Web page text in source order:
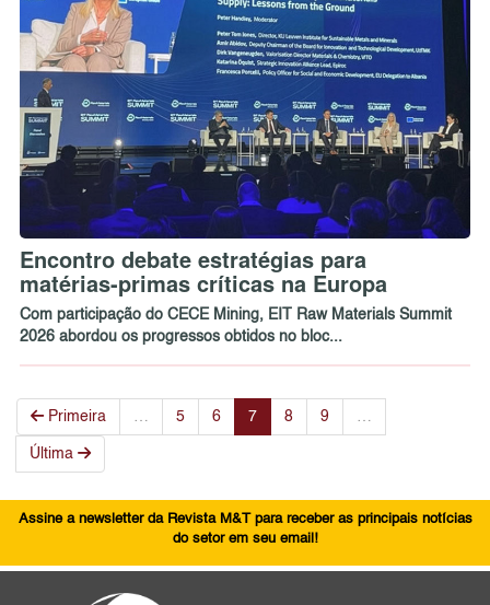
Encontro debate estratégias para
matérias-primas críticas na Europa
Com participação do CECE Mining, EIT Raw Materials Summit
2026 abordou os progressos obtidos no bloc...
Primeira 5 6 7 8 9
Última
Assine a newsletter da Revista M&T para receber as principais notícias
do setor em seu email!